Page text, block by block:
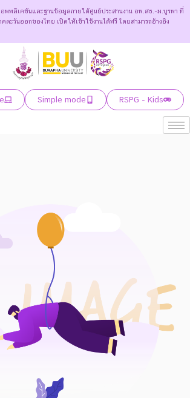
อพพลิเคชันและฐานข้อมูลภายใต้ศูนย์ประสานงาน อพ.สธ.-ม.บูรพา ที่
ตะวันออกของไทย เปิดให้เข้าใช้งานได้ฟรี โดยสามารถอ้างอิง
Simple mode RSPG - Kids